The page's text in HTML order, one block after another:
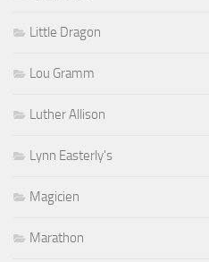
Little Dragon
Lou Gramm
Luther Allison
Lynn Easterly's
Magicien
Marathon